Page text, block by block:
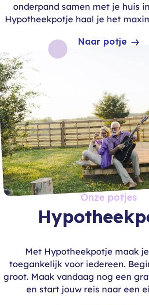
onderpand samen met je huis
Hypotheekpotje haal je het
Naar potje
Onze potjes
Met Hypotheekpotje maak
toegankelijk voor iedereen.
groot. Maak vandaag nog een
en start jouw reis naar een